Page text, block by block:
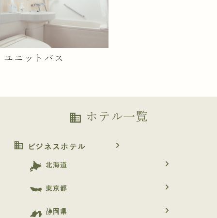
ユニットバス
business ホテル一覧
business ビジネスホテル navigate_next
北海道 navigate_next
東京都 navigate_next
静岡県 navigate_next